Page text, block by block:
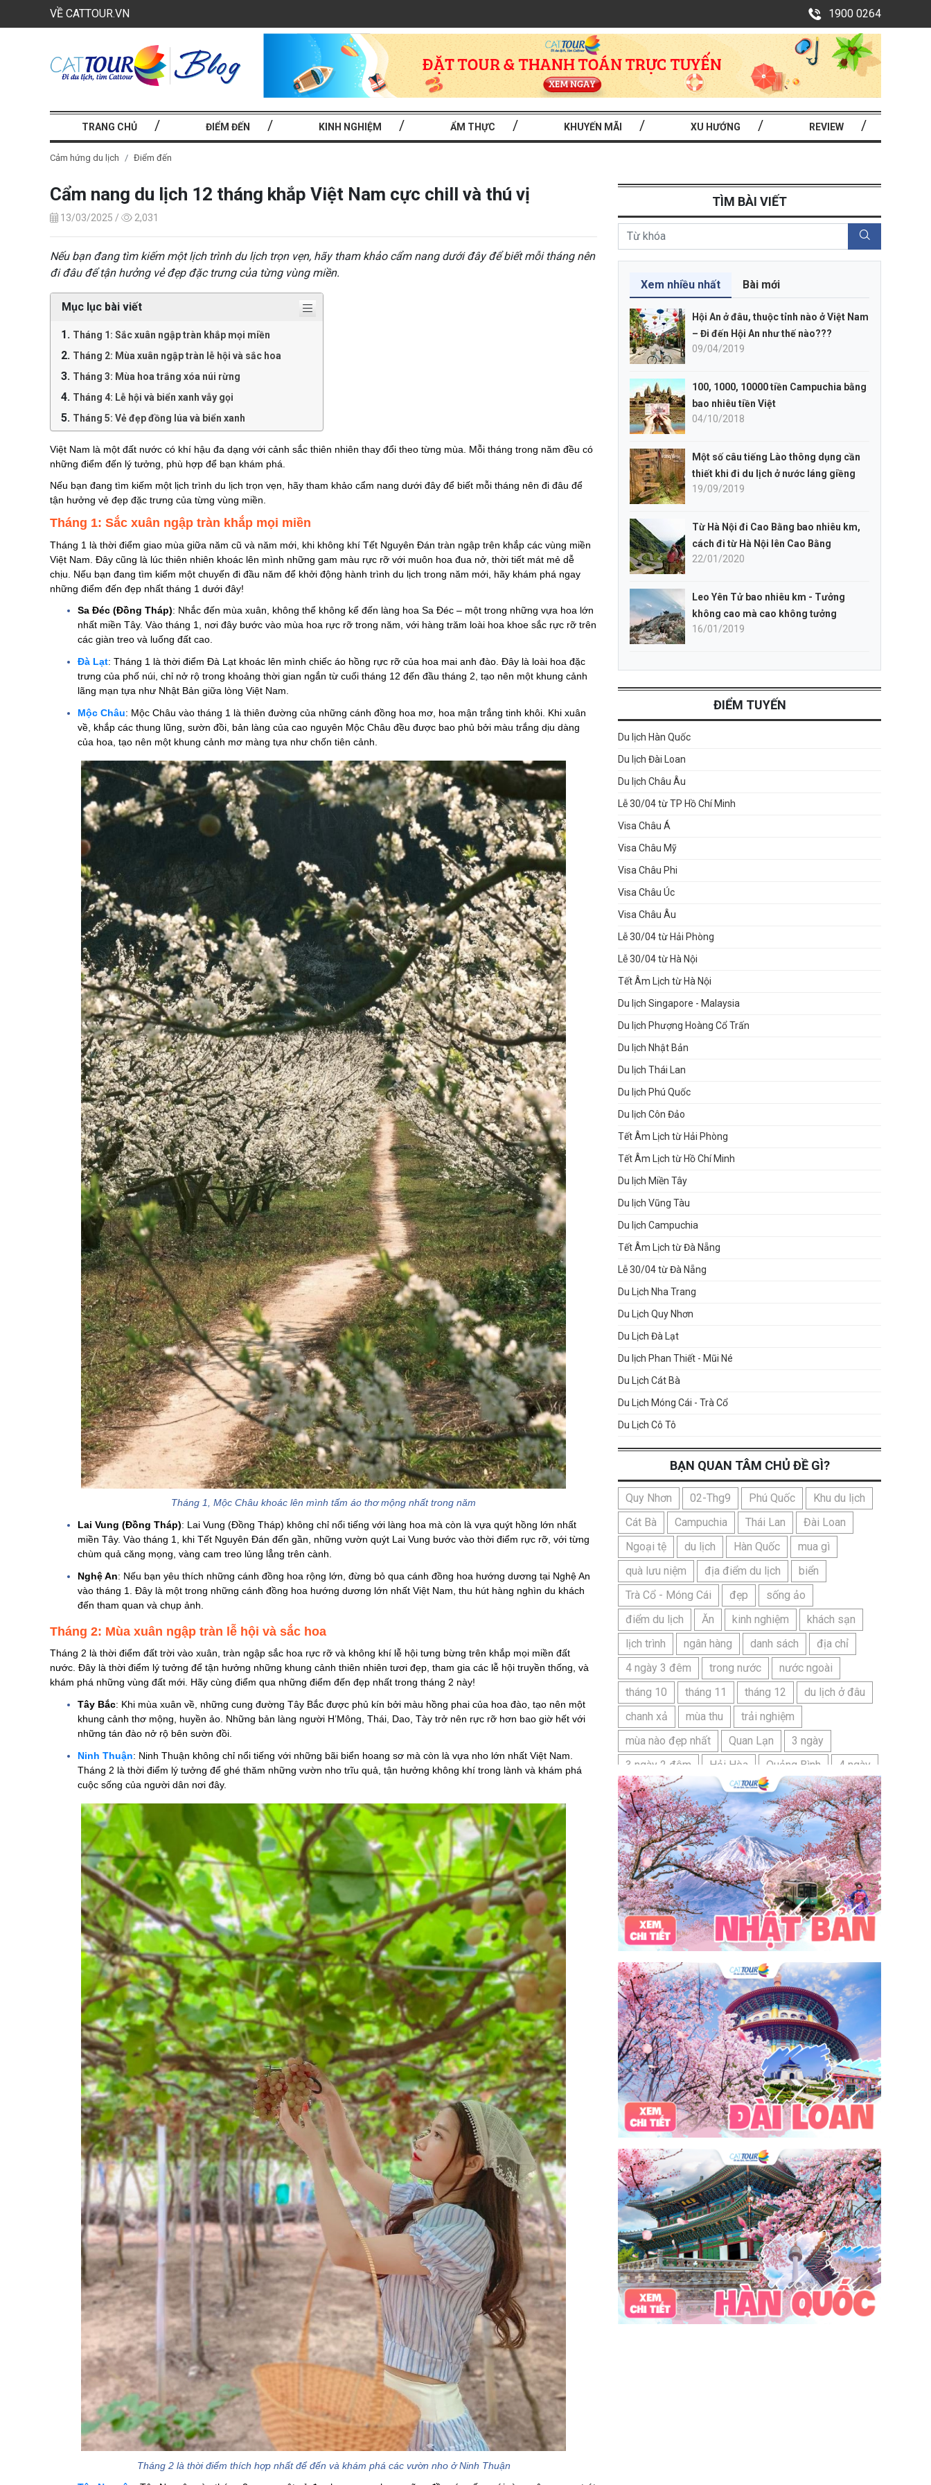
VỀ CATTOUR.VN 1900 0264
TRANG CHỦ ĐIỂM ĐẾN KINH NGHIỆM ẨM THỰC KHUYẾN MÃI XU HƯỚNG REVIEW
Cảm hứng du lịch Điểm đến
Cẩm nang du lịch 12 tháng khắp Việt Nam cực chill và thú vị
13/03/2025 / 2,031
Nếu bạn đang tìm kiếm một lịch trình du lịch trọn vẹn, hãy tham khảo cẩm nang dưới đây để biết mỗi tháng nên
đi đâu để tận hưởng vẻ đẹp đặc trưng của từng vùng miền.
Mục lục bài viết
Tháng 1: Sắc xuân ngập tràn khắp mọi miền
Tháng 2: Mùa xuân ngập tràn lễ hội và sắc hoa
Tháng 3: Mùa hoa trắng xóa núi rừng
Tháng 4: Lễ hội và biển xanh vẫy gọi
Tháng 5: Vẻ đẹp đồng lúa và biển xanh
Tháng 7: Mùa trái cây và cảnh đẹp hùng vĩ
Tháng 8: Thời điểm lý tưởng để tận hưởng sự mát
mẻ
Tháng 9: Mùa thu lãng mạn trên khắp mọi miền
Tháng 10: Mùa hoa nở rộ khắp vùng cao
Tháng 11: Sắc hoa quyến rũ
Tháng 12: Khép lại năm với những cảnh đẹp mùa
đông
Việt Nam là một đất nước có khí hậu đa dạng với cảnh sắc thiên nhiên thay đổi theo từng mùa. Mỗi tháng trong năm đều có
những điểm đến lý tưởng, phù hợp để bạn khám phá.
Nếu bạn đang tìm kiếm một lịch trình du lịch trọn vẹn, hãy tham khảo cẩm nang dưới đây để biết mỗi tháng nên đi đâu để
tận hưởng vẻ đẹp đặc trưng của từng vùng miền.
Tháng 1: Sắc xuân ngập tràn khắp mọi miền
Tháng 1 là thời điểm giao mùa giữa năm cũ và năm mới, khi không khí Tết Nguyên Đán tràn ngập trên khắp các vùng miền
Việt Nam. Đây cũng là lúc thiên nhiên khoác lên mình những gam màu rực rỡ với muôn hoa đua nở, thời tiết mát mẻ dễ
chịu. Nếu bạn đang tìm kiếm một chuyến đi đầu năm để khởi động hành trình du lịch trong năm mới, hãy khám phá ngay
những điểm đến đẹp nhất tháng 1 dưới đây!
Sa Đéc (Đồng Tháp): Nhắc đến mùa xuân, không thể không kể đến làng hoa Sa Đéc – một trong những vựa hoa lớn
nhất miền Tây. Vào tháng 1, nơi đây bước vào mùa hoa rực rỡ trong năm, với hàng trăm loài hoa khoe sắc rực rỡ trên
các giàn treo và luống đất cao.
Đà Lạt: Tháng 1 là thời điểm Đà Lạt khoác lên mình chiếc áo hồng rực rỡ của hoa mai anh đào. Đây là loài hoa đặc
trưng của phố núi, chỉ nở rộ trong khoảng thời gian ngắn từ cuối tháng 12 đến đầu tháng 2, tạo nên một khung cảnh
lãng mạn tựa như Nhật Bản giữa lòng Việt Nam.
Mộc Châu: Mộc Châu vào tháng 1 là thiên đường của những cánh đồng hoa mơ, hoa mận trắng tinh khôi. Khi xuân
về, khắp các thung lũng, sườn đồi, bản làng của cao nguyên Mộc Châu đều được bao phủ bởi màu trắng dịu dàng
của hoa, tạo nên một khung cảnh mơ màng tựa như chốn tiên cảnh.
Tháng 1, Mộc Châu khoác lên mình tấm áo thơ mộng nhất trong năm
Lai Vung (Đồng Tháp): Lai Vung (Đồng Tháp) không chỉ nổi tiếng với làng hoa mà còn là vựa quýt hồng lớn nhất
miền Tây. Vào tháng 1, khi Tết Nguyên Đán đến gần, những vườn quýt Lai Vung bước vào thời điểm rực rỡ, với từng
chùm quả căng mọng, vàng cam treo lủng lẳng trên cành.
Nghệ An: Nếu bạn yêu thích những cánh đồng hoa rộng lớn, đừng bỏ qua cánh đồng hoa hướng dương tại Nghệ An
vào tháng 1. Đây là một trong những cánh đồng hoa hướng dương lớn nhất Việt Nam, thu hút hàng nghìn du khách
đến tham quan và chụp ảnh.
Tháng 2: Mùa xuân ngập tràn lễ hội và sắc hoa
Tháng 2 là thời điểm đất trời vào xuân, tràn ngập sắc hoa rực rỡ và không khí lễ hội tưng bừng trên khắp mọi miền đất
nước. Đây là thời điểm lý tưởng để tận hưởng những khung cảnh thiên nhiên tươi đẹp, tham gia các lễ hội truyền thống, và
khám phá những vùng đất mới. Hãy cùng điểm qua những điểm đến đẹp nhất trong tháng 2 này!
Tây Bắc: Khi mùa xuân về, những cung đường Tây Bắc được phủ kín bởi màu hồng phai của hoa đào, tạo nên một
khung cảnh thơ mộng, huyền ảo. Những bản làng người H’Mông, Thái, Dao, Tày trở nên rực rỡ hơn bao giờ hết với
những tán đào nở rộ bên sườn đồi.
Ninh Thuận: Ninh Thuận không chỉ nổi tiếng với những bãi biển hoang sơ mà còn là vựa nho lớn nhất Việt Nam.
Tháng 2 là thời điểm lý tưởng để ghé thăm những vườn nho trĩu quả, tận hưởng không khí trong lành và khám phá
cuộc sống của người dân nơi đây.
Tháng 2 là thời điểm thích hợp nhất để đến và khám phá các vườn nho ở Ninh Thuận
TÌM BÀI VIẾT
Xem nhiều nhất Bài mới
Hội An ở đâu, thuộc tỉnh nào ở Việt Nam
– Đi đến Hội An như thế nào???
09/04/2019
100, 1000, 10000 tiền Campuchia bằng
bao nhiêu tiền Việt
04/10/2018
Một số câu tiếng Lào thông dụng cần
thiết khi đi du lịch ở nước láng giềng
19/09/2019
Từ Hà Nội đi Cao Bằng bao nhiêu km,
cách đi từ Hà Nội lên Cao Bằng
22/01/2020
Leo Yên Tử bao nhiêu km - Tưởng
không cao mà cao không tưởng
16/01/2019
ĐIỂM TUYẾN
Du lịch Hàn Quốc
Du lịch Đài Loan
Du lịch Châu Âu
Lễ 30/04 từ TP Hồ Chí Minh
Visa Châu Á
Visa Châu Mỹ
Visa Châu Phi
Visa Châu Úc
Visa Châu Âu
Lễ 30/04 từ Hải Phòng
Lễ 30/04 từ Hà Nội
Tết Âm Lịch từ Hà Nội
Du lịch Singapore - Malaysia
Du lịch Phượng Hoàng Cổ Trấn
Du lịch Nhật Bản
Du lịch Thái Lan
Du lịch Phú Quốc
Du lịch Côn Đảo
Tết Âm Lịch từ Hải Phòng
Tết Âm Lịch từ Hồ Chí Minh
Du lịch Miền Tây
Du lịch Vũng Tàu
Du lịch Campuchia
Tết Âm Lịch từ Đà Nẵng
Lễ 30/04 từ Đà Nẵng
Du Lịch Nha Trang
Du Lịch Quy Nhơn
Du Lịch Đà Lạt
Du lịch Phan Thiết - Mũi Né
Du Lịch Cát Bà
Du Lịch Móng Cái - Trà Cổ
Du Lịch Cô Tô
BẠN QUAN TÂM CHỦ ĐỀ GÌ?
Quy Nhơn 02-Thg9 Phú Quốc
Khu du lịch
Cát Bà
Campuchia Thái Lan
Đài Loan
Ngoại tệ
du lịch Hàn Quốc
mua gì
quà lưu niệm
địa điểm du lịch
biển
Trà Cổ - Móng Cái
đẹp
sống ảo
điểm du lịch
Ăn kinh nghiệm
khách sạn
lịch trình
ngân hàng danh sách
địa chỉ
4 ngày 3 đêm
trong nước
nước ngoài
tháng 10
tháng 11 tháng 12
du lịch ở đâu
chanh xả
mùa thu
trải nghiệm
mùa nào đẹp nhất
Quan Lạn
3 ngày
3 ngày 2 đêm
Hải Hòa Quảng Bình
4 ngày
Bangkok
Bí quyết Hải Tiến
Ninh Bình
Nhật Bản
du lịch sầm sơn cần chuẩn bị gì
bãi tắm sấm sơn
đặc sản sầm sơn
đặc sản du lịch sầm sơn
tour du lịch 3 ngày 2 đêm
hải sản
Đảo Lan Châu
Cẩm nang du lịch Của Lò
chợ Cửa Lò
tour du lịch Cửa Lò
Hạ Long
Đảo Hòn Ngư
Đảo Song Ngư
ATM
mới nhất
cẩm nang du lịch sầm sơn
ô tô
phượt 99k buffet
lẩu
Tuyển dụng
Nhân viên Visa Cát Bà.
Cô Tô
miền Bắc
miền Trung
miền Nam
đền độc cước
chi phí giá
chợ
mùa đông
món ngon quà vặt
Chơi gì
câu mực đêm
Dù bay
Lặn biển
Vinpearl Cửa Hội
Water Fun
Công viên nước
Nhà phao
Quê Bác
tour Cửa Lò 2 ngày 1 đêm
Tuần Châu
Tàu Hỏa
Du lịch Cửa Lò 2 ngày 1 đêm
chùa Hương
hoa anh đào
Tết Nguyên Đán
Sài Gòn
Tết dương
Mộc Châu Sapa
Yên Tử
Tam Chúc
chùa Tam Chúc
Chrismas